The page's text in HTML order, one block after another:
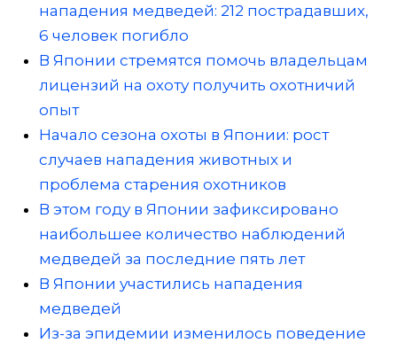
нападения медведей: 212 пострадавших,
6 человек погибло
В Японии стремятся помочь владельцам
лицензий на охоту получить охотничий
опыт
Начало сезона охоты в Японии: рост
случаев нападения животных и
проблема старения охотников
В этом году в Японии зафиксировано
наибольшее количество наблюдений
медведей за последние пять лет
В Японии участились нападения
медведей
Из-за эпидемии изменилось поведение